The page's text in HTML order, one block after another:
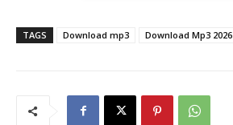
TAGS Download mp3 Download Mp3 2026